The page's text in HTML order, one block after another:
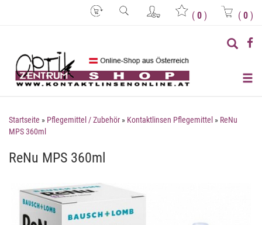
( 0 ) ( 0 )
Startseite » Pflegemittel / Zubehör » Kontaktlinsen Pflegemittel » ReNu
MPS 360ml
ReNu MPS 360ml